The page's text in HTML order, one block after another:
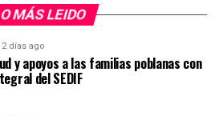
MÁS LEIDO
2 días ago
y apoyos a las familias poblanas con
del SEDIF